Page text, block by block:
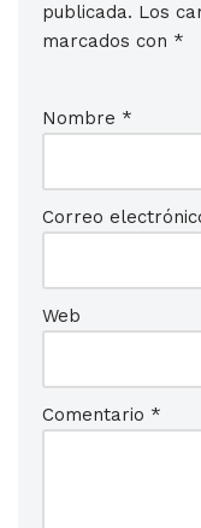
publicada. Los
marcados con *
Nombre *
Correo
Web
Comentario *